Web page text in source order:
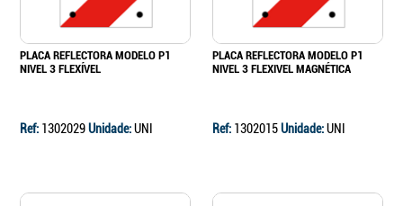
PLACA REFLECTORA MODELO P1
NIVEL 3 FLEXÍVEL
Ref: 1302029Unidade:UNI
PLACA REFLECTORA MODELO P1
NIVEL 3 FLEXIVEL MAGNÉTICA
Ref: 1302015Unidade:UNI